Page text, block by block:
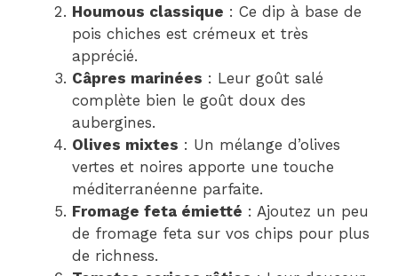
Houmous classique : Ce dip à base de
pois chiches est crémeux et très
apprécié.
Câpres marinées : Leur goût salé
complète bien le goût doux des
aubergines.
Olives mixtes : Un mélange d’olives
vertes et noires apporte une touche
méditerranéenne parfaite.
Fromage feta émietté : Ajoutez un peu
de fromage feta sur vos chips pour plus
de richness.